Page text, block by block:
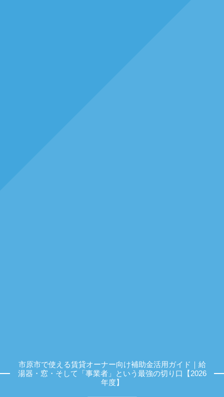
市原市で使える賃貸オーナー向け補助金活用ガイド｜給
湯器・窓・そして「事業者」という最強の切り口【2026
年度】